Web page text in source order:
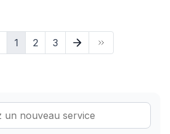
projet, s'active à réaliser votre
très courts délais. Ainsi, vous profitez
plus rapidement de votre nouvel environnement.
1 2 3